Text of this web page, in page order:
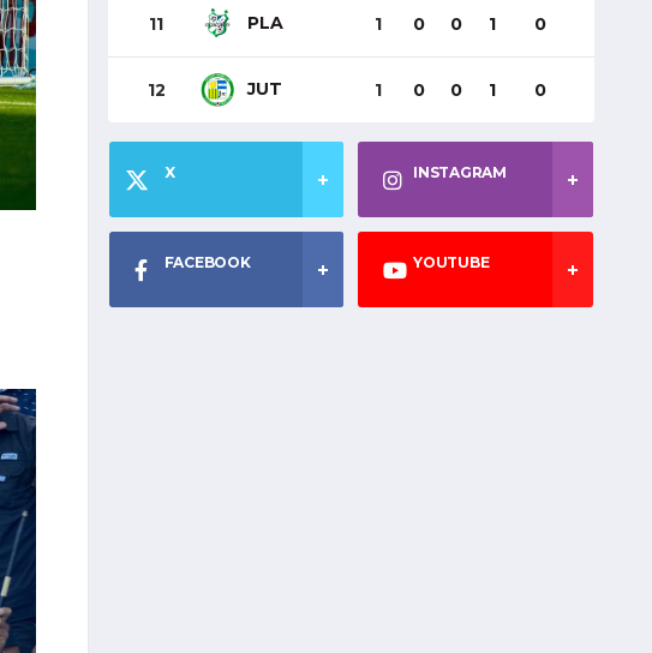
11 PLA 1 0 0 1 0
12 JUT 1 0 0 1 0
X INSTAGRAM
FACEBOOK YOUTUBE